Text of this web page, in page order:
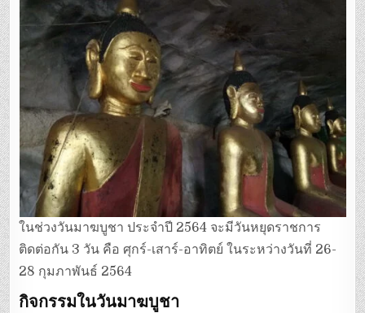
ในช่วงวันมาฆบูชา ประจำปี 2564 จะมีวันหยุดราชการ
ติดต่อกัน 3 วัน คือ ศุกร์-เสาร์-อาทิตย์ ในระหว่างวันที่ 26-
28 กุมภาพันธ์ 2564
กิจกรรมในวันมาฆบูชา